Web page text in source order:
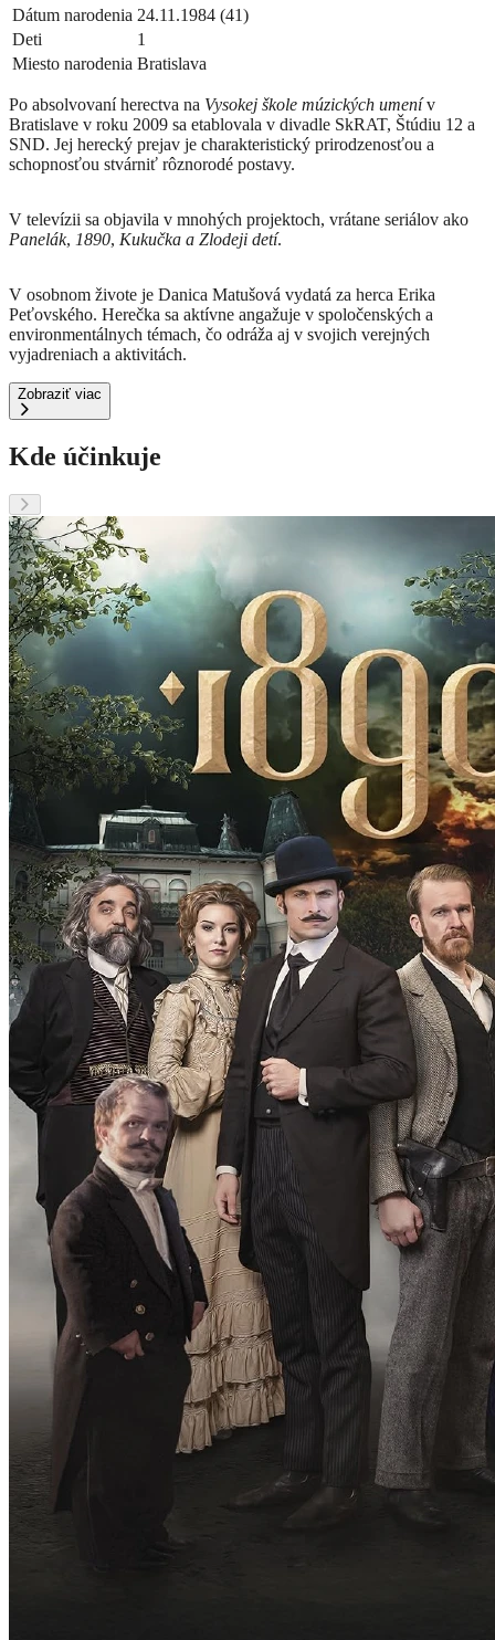
Dátum narodenia 24.11.1984 (41)
Deti
1
Miesto narodenia Bratislava
Po absolvovaní herectva na Vysokej škole múzických umenív
Bratislave v roku 2009 sa etablovala v divadle SkRAT, Štúdiu 12 a
SND. Jej herecký prejav je charakteristický prirodzenosťou a
schopnosťou stvárniť rôznorodé postavy.
V televízii sa objavila v mnohých projektoch, vrátane seriálov ako
Panelák, 1890, Kukučka a Zlodeji detí.
V osobnom živote je Danica Matušová vydatá za herca Erika
Peťovského. Herečka sa aktívne angažuje v spoločenských a
environmentálnych témach, čo odráža aj v svojich verejných
vyjadreniach a aktivitách.
Zobraziť viac
Kde účinkuje